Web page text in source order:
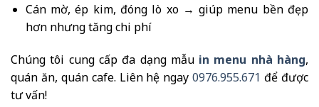
Cán mờ, ép kim, đóng lò xo → giúp menu bền đẹp
hơn nhưng tăng chi phí
Chúng tôi cung cấp đa dạng mẫu in menu nhà hàng,
quán ăn, quán cafe. Liên hệ ngay0976.955.671 để được
tư vấn!